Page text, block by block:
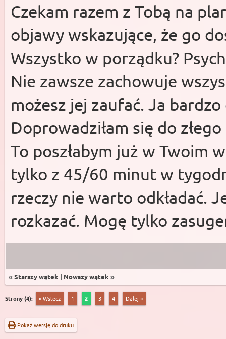
Czekam razem z Tobą na
objawy wskazujące, że go
Wszystko w porządku?
Nie zawsze zachowuje
możesz jej zaufać. Ja
Doprowadziłam się do
To poszłabym już w Twoim
tylko z 45/60 minut w
rzeczy nie warto odkładać.
rozkazać. Mogę tylko
« Starszy wątek | Nowszy wątek »
Strony (4): « Wstecz 1 2 3 4 Dalej »
Pokaż wersję do druku